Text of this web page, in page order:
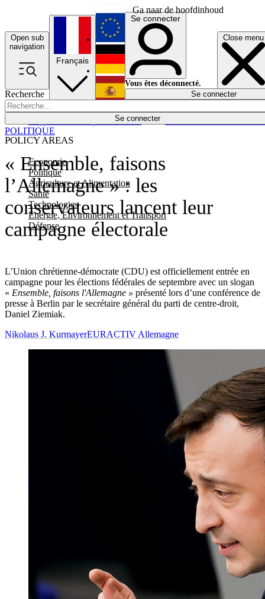
Ga naar de hoofdinhoud
Open sub
navigation
Close menu
Recherche
Se connecter
POLICY AREAS
Economie
Politique
Agriculture et Alimentation
Santé
Technologies
Energie, Environnement et Transport
Défense
Économie
Français
English
Deutsch
Español
Se connecter
Vous êtes déconnecté.
Se connecter
« Ensemble, faisons
l’Allemagne » : les
conservateurs lancent leur
campagne électorale
L’Union chrétienne-démocrate (CDU) est officiellement entrée en
campagne pour les élections fédérales de septembre avec un slogan
« Ensemble, faisons l'Allemagne » présenté lors d’une conférence de
presse à Berlin par le secrétaire général du parti de centre-droit,
Daniel Ziemiak.
POLITIQUE
Nikolaus J. KurmayerEURACTIV Allemagne